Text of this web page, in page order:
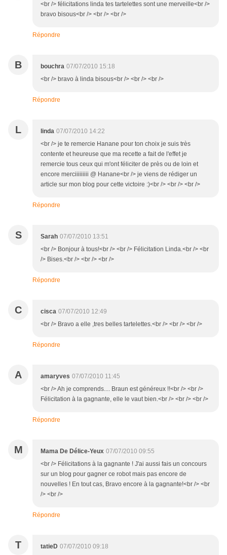
<br /> félicitations linda tes tartelettes sont une merveille<br />
bravo bisous<br /> <br /> <br />
Répondre
B bouchra 07/07/2010 15:18
<br /> bravo à linda bisous<br /> <br /> <br />
Répondre
L linda 07/07/2010 14:22
<br /> je te remercie Hanane pour ton choix je suis très
contente et heureuse que ma recette a fait de l'effet je
remercie tous ceux qui m'ont féliciter de près ou de loin et
encore merciiiiiiiii @ Hanane<br /> je viens de rédiger un
article sur mon blog pour cette victoire :)<br /> <br /> <br />
Répondre
S Sarah 07/07/2010 13:51
<br /> Bonjour à tous!<br /> <br /> Félicitation Linda.<br /> <br
/> Bises.<br /> <br /> <br />
Répondre
C cisca 07/07/2010 12:49
<br /> Bravo a elle ,tres belles tartelettes.<br /> <br /> <br />
Répondre
A amaryves 07/07/2010 11:45
<br /> Ah je comprends.... Braun est généreux !!<br /> <br />
Félicitation à la gagnante, elle le vaut bien.<br /> <br /> <br />
Répondre
M Mama De Délice-Yeux 07/07/2010 09:55
<br /> Félicitations à la gagnante ! J'ai aussi fais un concours
sur un blog pour gagner ce robot mais pas encore de
nouvelles ! En tout cas, Bravo encore à la gagnante!<br /> <br
/> <br />
Répondre
T tatieD 07/07/2010 09:18